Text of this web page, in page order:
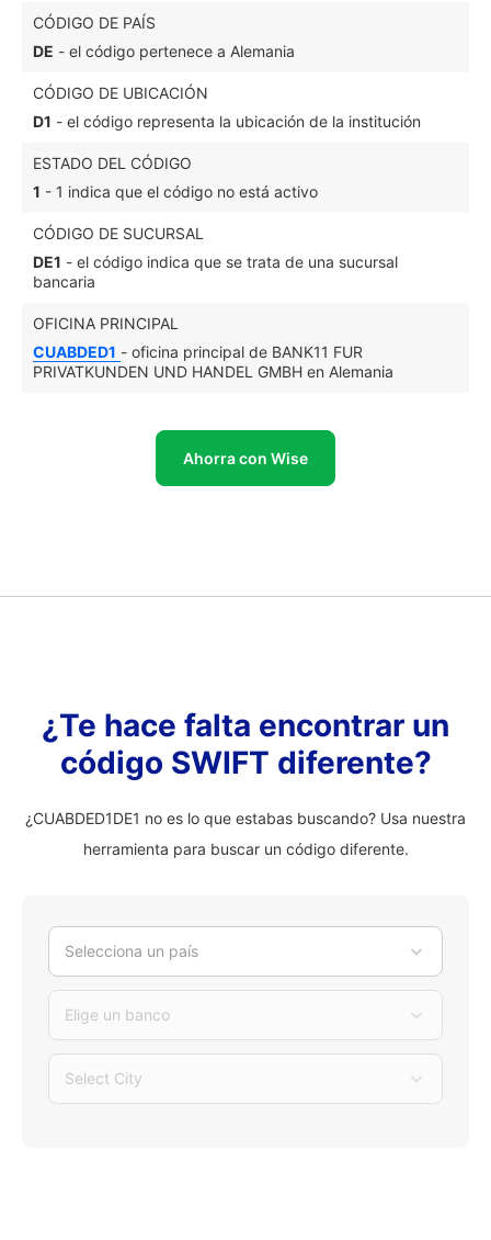
CÓDIGO DE PAÍS
DE - el código pertenece a Alemania
CÓDIGO DE UBICACIÓN
D1 - el código representa la ubicación de la institución
ESTADO DEL CÓDIGO
1 - 1 indica que el código no está activo
CÓDIGO DE SUCURSAL
DE1 - el código indica que se trata de una sucursal
bancaria
OFICINA PRINCIPAL
CUABDED1 - oficina principal de BANK11 FUR
PRIVATKUNDEN UND HANDEL GMBH en Alemania
Ahorra con Wise
¿Te hace falta encontrar un
código SWIFT diferente?
¿CUABDED1DE1 no es lo que estabas buscando? Usa nuestra
herramienta para buscar un código diferente.
Selecciona un país
Elige un banco
Select City